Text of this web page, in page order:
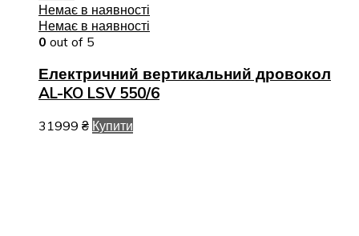
Немає в наявності
Немає в наявності
0 out of 5
Електричний вертикальний дровокол
AL-KO LSV 550/6
31999 ₴ Купити